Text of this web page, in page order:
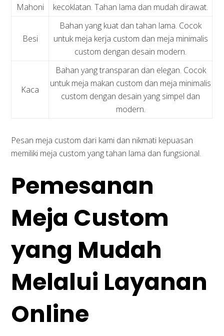
Mahoni
kecoklatan. Tahan lama dan mudah dirawat.
Besi
Bahan yang kuat dan tahan lama. Cocok
untuk meja kerja custom dan meja minimalis
custom dengan desain modern.
Kaca
Bahan yang transparan dan elegan. Cocok
untuk meja makan custom dan meja minimalis
custom dengan desain yang simpel dan
modern.
Pesan meja custom dari kami dan nikmati kepuasan
memiliki meja custom yang tahan lama dan fungsional.
Pemesanan
Meja Custom
yang Mudah
Melalui Layanan
Online